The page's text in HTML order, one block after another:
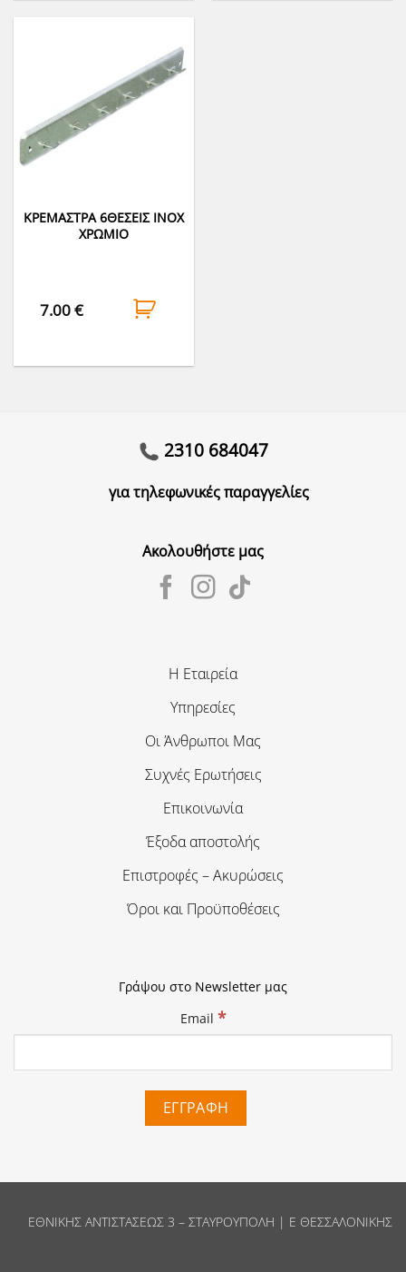
ΚΡΕΜΑΣΤΡΑ 6ΘΕΣΕΙΣ INOX
ΧΡΩΜΙΟ
7.00€
2310 684047
για τηλεφωνικές παραγγελίες
Ακολουθήστε μας
Η Εταιρεία
Υπηρεσίες
Οι Άνθρωποι Μας
Συχνές Ερωτήσεις
Επικοινωνία
Έξοδα αποστολής
Επιστροφές – Ακυρώσεις
Όροι και Προϋποθέσεις
Γράψου στο Newsletter μας
Email *
ΕΘΝΙΚΗΣ ΑΝΤΙΣΤΑΣΕΩΣ 3 – ΣΤΑΥΡΟΥΠΟΛΗ | Ε ΘΕΣΣΑΛΟΝΙΚΗΣ